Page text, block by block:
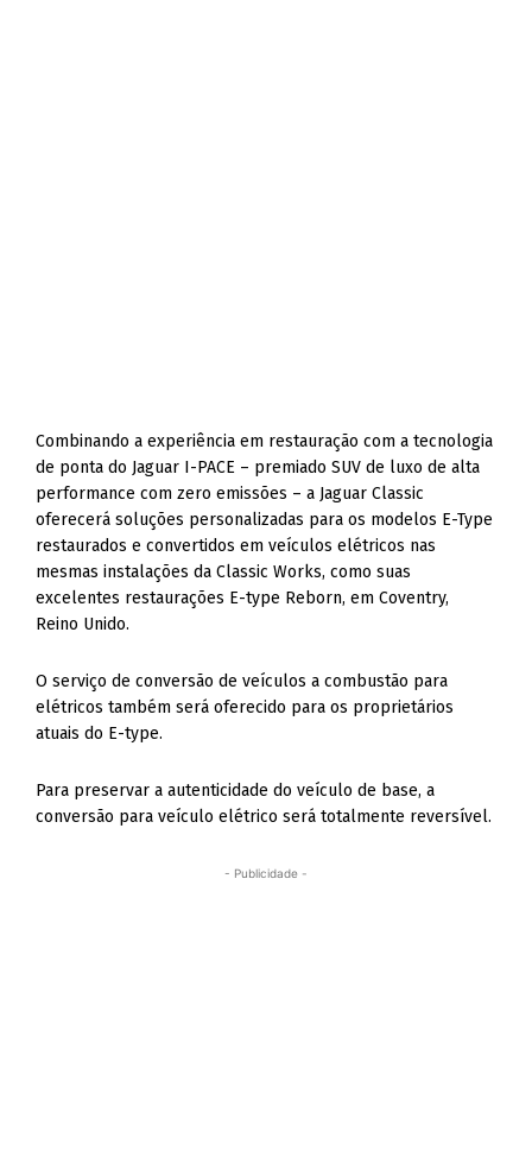
Combinando a experiência em restauração com a tecnologia
de ponta do Jaguar I-PACE – premiado SUV de luxo de alta
performance com zero emissões – a Jaguar Classic
oferecerá soluções personalizadas para os modelos E-Type
restaurados e convertidos em veículos elétricos nas
mesmas instalações da Classic Works, como suas
excelentes restaurações E-type Reborn, em Coventry,
Reino Unido.
O serviço de conversão de veículos a combustão para
elétricos também será oferecido para os proprietários
atuais do E-type.
Para preservar a autenticidade do veículo de base, a
conversão para veículo elétrico será totalmente reversível.
- Publicidade -